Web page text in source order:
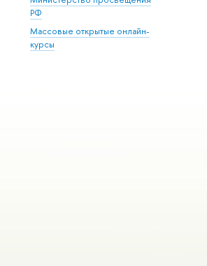
РФ
Массовые открытые онлайн-
курсы